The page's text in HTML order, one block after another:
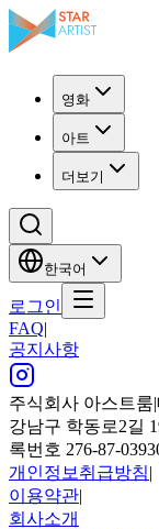
영화
아트
더보기
한국어
로그인
FAQ|
공지사항
주식회사 아스트룸|
강남구 학동로2길
록번호 276-87-
개인정보취급방침|
이용약관|
회사소개